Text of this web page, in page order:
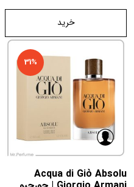
خرید
31%
Acqua di Giò Absolu